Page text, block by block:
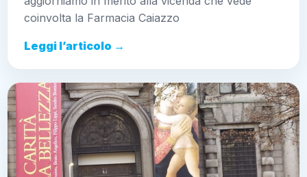
coinvolta la Farmacia Caiazzo
Leggi l’articolo →